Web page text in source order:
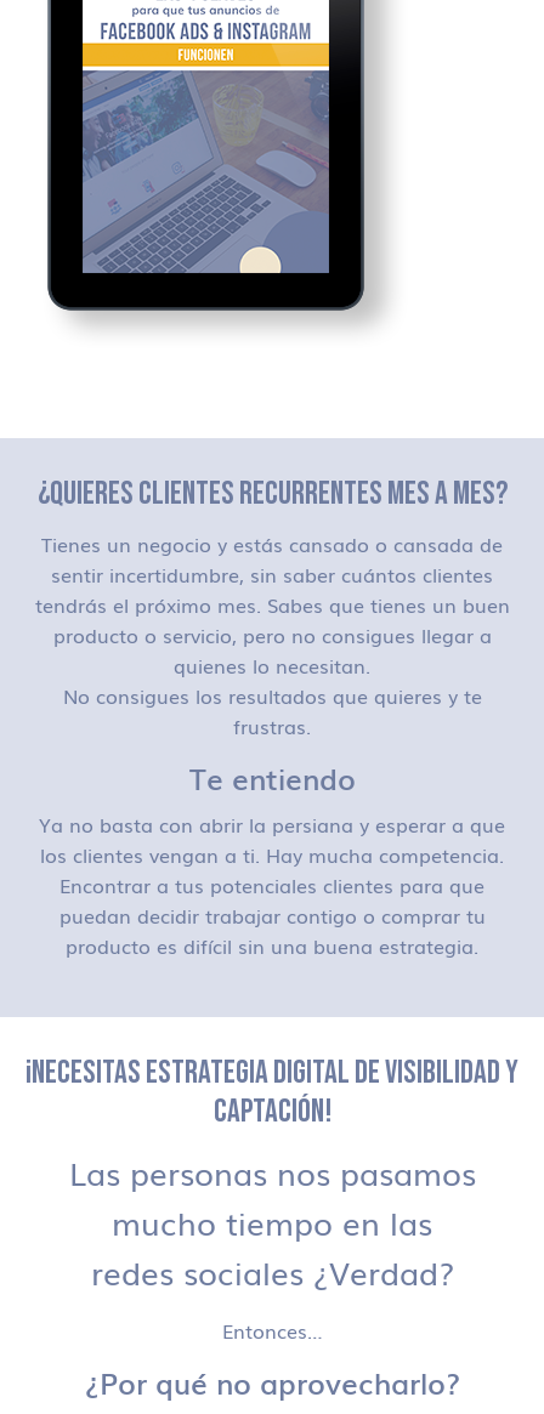
¿QUIERES CLIENTES RECURRENTES MES A MES?
Tienes un negocio y estás cansado o cansada de
sentir incertidumbre, sin saber cuántos clientes
tendrás el próximo mes. Sabes que tienes un buen
producto o servicio, pero no consigues llegar a
quienes lo necesitan.
No consigues los resultados que quieres y te
frustras.
Te entiendo
Ya no basta con abrir la persiana y esperar a que
los clientes vengan a ti. Hay mucha competencia.
Encontrar a tus potenciales clientes para que
puedan decidir trabajar contigo o comprar tu
producto es difícil sin una buena estrategia.
¡NECESITAS ESTRATEGIA DIGITAL DE VISIBILIDAD Y
CAPTACIÓN!
Las personas nos pasamos
mucho tiempo en las
redes sociales ¿Verdad?
Entonces…
¿Por qué no aprovecharlo?